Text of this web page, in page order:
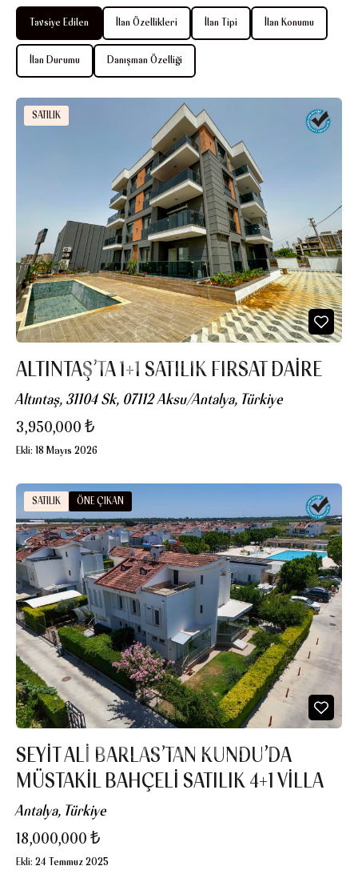
Tavsiye Edilen İlan Özellikleri İlan Tipi İlan Konumu
İlan Durumu Danışman Özelliği
SATILIK
ALTINTAŞ’TA 1+1 SATILIK FIRSAT DAİRE
Altıntaş, 31104 Sk, 07112 Aksu/Antalya, Türkiye
3,950,000 ₺
Ekli: 18 Mayıs 2026
SATILIK ÖNE ÇIKAN
SEYIT ALI BARLAS’TAN KUNDU’DA
MÜSTAKIL BAHÇELI SATILIK 4+1 VILLA
Antalya, Türkiye
18,000,000 ₺
Ekli: 24 Temmuz 2025